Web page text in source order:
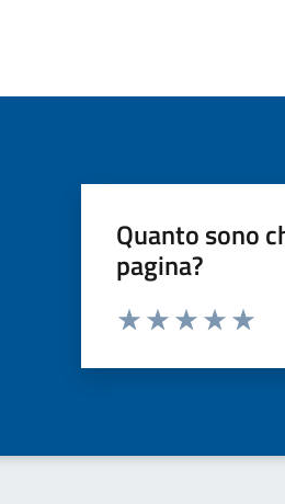
Quanto sono
pagina?
Valuta da 1 a 5 stelle la